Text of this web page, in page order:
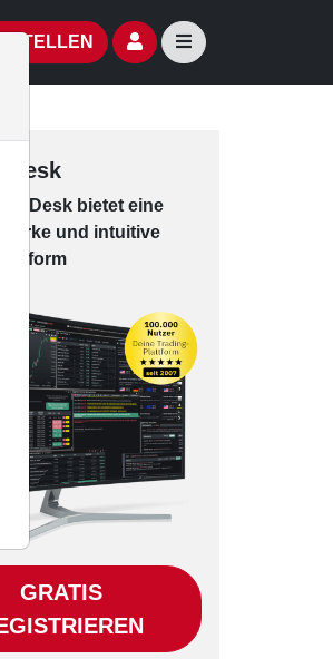
Artikelsuche öffnenSeitennavigation
Desk
Desk bie­tet eine
und in­tui­tive
GRATIS